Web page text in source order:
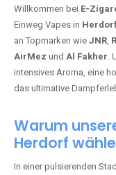
Willkommen bei E-
Einweg Vapes in
an Topmarken wie JNR,
AirMez und Al Fakher.
intensives Aroma, eine
das ultimative
Warum
Herdorf
In einer pulsierenden